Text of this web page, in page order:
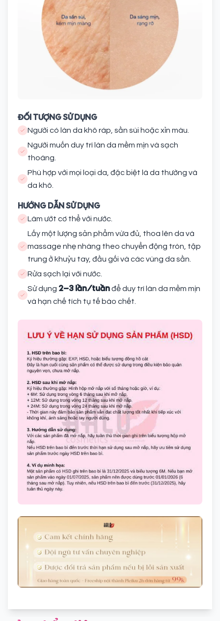
ĐỐI TƯỢNG SỬ DỤNG
Người có làn da khô ráp, sần sùi hoặc xỉn màu.
Người muốn duy trì làn da mềm mịn và sạch
thoáng.
Phù hợp với mọi loại da, đặc biệt là da thường và
da khô.
HƯỚNG DẪN SỬ DỤNG
Làm ướt cơ thể với nước.
Lấy một lượng sản phẩm vừa đủ, thoa lên da và
massage nhẹ nhàng theo chuyển động tròn, tập
trung ở khuỷu tay, đầu gối và các vùng da sần.
Rửa sạch lại với nước.
Sử dụng 2–3 lần/tuầnđể duy trì làn da mềm mịn
và hạn chế tích tụ tế bào chết.